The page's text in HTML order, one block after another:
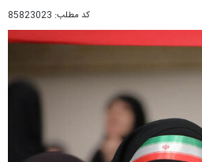
کد مطلب: 85823023